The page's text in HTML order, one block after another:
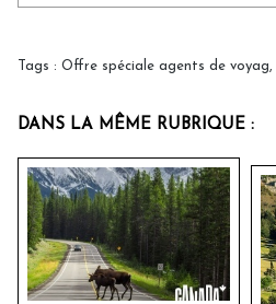
Tags : Offre spéciale agents de voyag
DANS LA MÊME RUBRIQUE :